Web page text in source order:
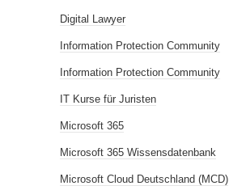
Digital Lawyer
Information Protection Community
Information Protection Community
IT Kurse für Juristen
Microsoft 365
Microsoft 365 Wissensdatenbank
Microsoft Cloud Deutschland (MCD)